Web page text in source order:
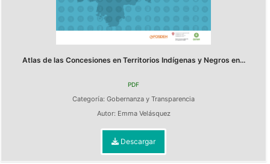
Atlas de las Concesiones en Territorios Indígenas y Negros en...
PDF
Categoría: Gobernanza y Transparencia
Autor: Emma Velásquez
Descargar